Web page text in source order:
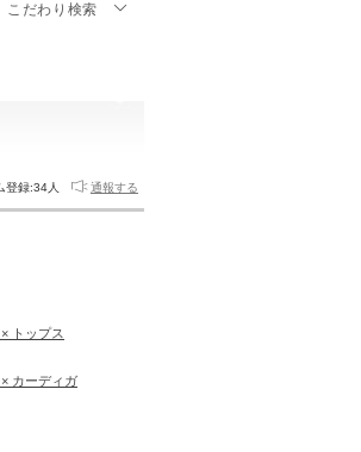
こだわり検索
登録:34人 通報する
トップス
カーディガ